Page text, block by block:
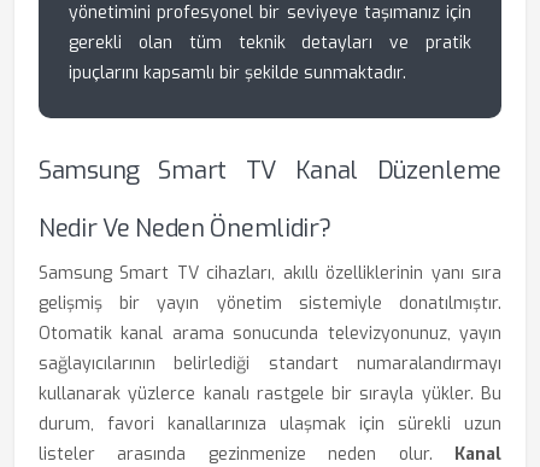
yönetimini profesyonel bir seviyeye taşımanız için
gerekli olan tüm teknik detayları ve pratik
ipuçlarını kapsamlı bir şekilde sunmaktadır.
Samsung Smart TV Kanal Düzenleme
Nedir Ve Neden Önemlidir?
Samsung Smart TV cihazları, akıllı özelliklerinin yanı sıra
gelişmiş bir yayın yönetim sistemiyle donatılmıştır.
Otomatik kanal arama sonucunda televizyonunuz, yayın
sağlayıcılarının belirlediği standart numaralandırmayı
kullanarak yüzlerce kanalı rastgele bir sırayla yükler. Bu
durum, favori kanallarınıza ulaşmak için sürekli uzun
listeler arasında gezinmenize neden olur. Kanal